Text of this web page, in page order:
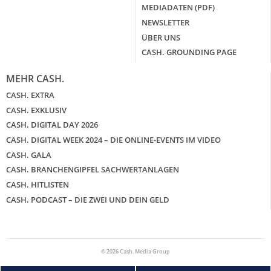
MEDIADATEN (PDF)
NEWSLETTER
ÜBER UNS
CASH. GROUNDING PAGE
MEHR CASH.
CASH. EXTRA
CASH. EXKLUSIV
CASH. DIGITAL DAY 2026
CASH. DIGITAL WEEK 2024 – DIE ONLINE-EVENTS IM VIDEO
CASH. GALA
CASH. BRANCHENGIPFEL SACHWERTANLAGEN
CASH. HITLISTEN
CASH. PODCAST – DIE ZWEI UND DEIN GELD
© 2026 Cash. Media Group